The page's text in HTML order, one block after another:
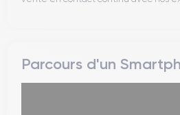
Parcours d'un